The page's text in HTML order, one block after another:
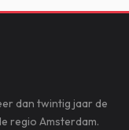
dan twintig jaar de
regio Amsterdam.